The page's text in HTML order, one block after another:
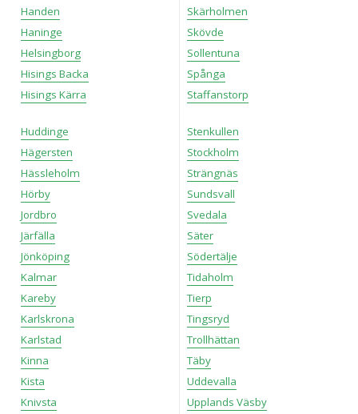
Handen
Haninge
Helsingborg
Hisings Backa
Hisings Kärra
Huddinge
Hägersten
Hässleholm
Hörby
Jordbro
Järfälla
Jönköping
Kalmar
Kareby
Karlskrona
Karlstad
Kinna
Kista
Knivsta
Skärholmen
Skövde
Sollentuna
Spånga
Staffanstorp
Stenkullen
Stockholm
Strängnäs
Sundsvall
Svedala
Säter
Södertälje
Tidaholm
Tierp
Tingsryd
Trollhättan
Täby
Uddevalla
Upplands Väsby